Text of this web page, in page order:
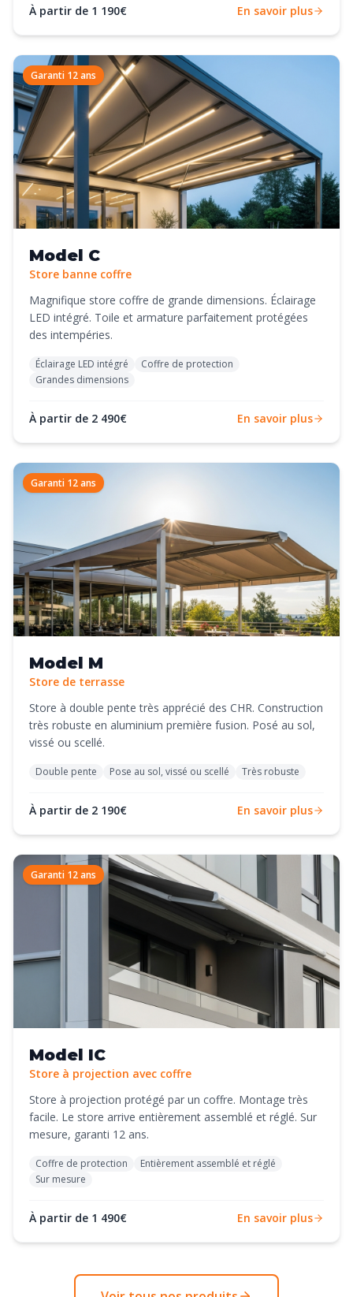
À partir de 1 190€ En savoir plus
Garanti 12 ans
Model C
Store banne coffre
Magnifique store coffre de grande dimensions. Éclairage
LED intégré. Toile et armature parfaitement protégées
des intempéries.
Éclairage LED intégré
Coffre de protection
Grandes dimensions
À partir de 2 490€ En savoir plus
Garanti 12 ans
Model M
Store de terrasse
Store à double pente très apprécié des CHR. Construction
très robuste en aluminium première fusion. Posé au sol,
vissé ou scellé.
Double pente Pose au sol, vissé ou scellé Très robuste
À partir de 2 190€ En savoir plus
Garanti 12 ans
Model IC
Store à projection avec coffre
Store à projection protégé par un coffre. Montage très
facile. Le store arrive entièrement assemblé et réglé. Sur
mesure, garanti 12 ans.
Coffre de protection
Entièrement assemblé et réglé
Sur mesure
À partir de 1 490€ En savoir plus